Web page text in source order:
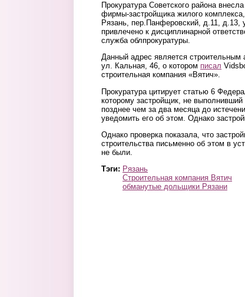
Прокуратура Советского района
фирмы-застройщика жилого
Рязань, пер.Панферовский, д.11,
привлечено к дисциплинарной
служба облпрокуратуры.
Данный адрес является
ул. Кальная, 46, о котором писал
строительная компания «Вятич».
Прокуратура цитирует статью 6
которому застройщик, не выполнивший
позднее чем за два месяца до
уведомить его об этом. Однако
Однако проверка показала, что
строительства письменно об этом в
не были.
Тэги: Рязань
Строительная компания Вятич
обманутые дольщики Рязани